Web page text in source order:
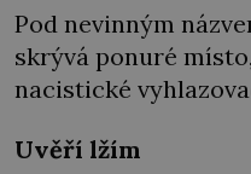
Pod nevinným
skrývá ponuré
nacistické
Uvěří lžím